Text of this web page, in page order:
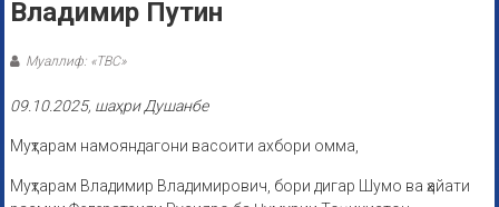
Владимир Путин
Муаллиф: «ТВС»
09.10.2025, шаҳри Душанбе
Муҳтарам намояндагони васоити ахбори омма,
Муҳтарам Владимир Владимирович, бори дигар Шумо ва ҳайати